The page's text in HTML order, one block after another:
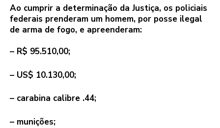
Ao cumprir a determinação da Justiça, os policiais
federais prenderam um homem, por posse ilegal
de arma de fogo, e apreenderam:
– R$ 95.510,00;
– US$ 10.130,00;
– carabina calibre .44;
– munições;